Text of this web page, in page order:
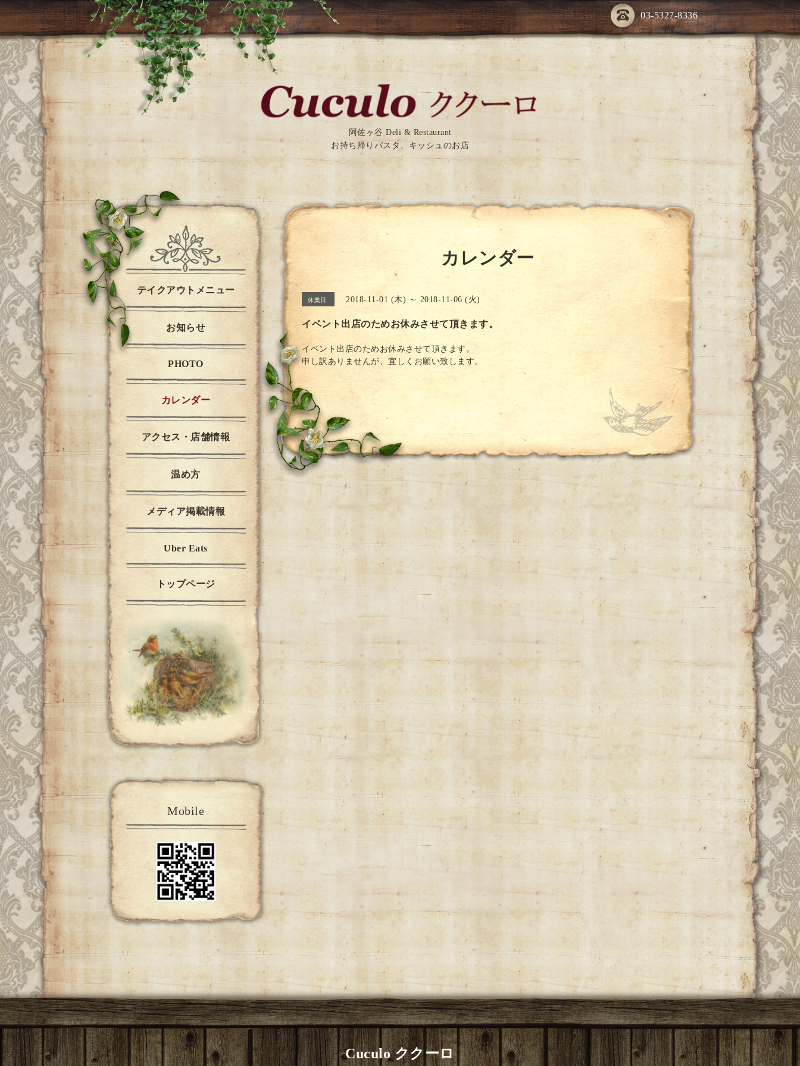
03-5327-8336
阿佐ヶ谷 Deli & Restaurant
お持ち帰りパスタ、キッシュのお店
カレンダー
休業日 2018-11-01 (木) ～ 2018-11-06 (火)
イベント出店のためお休みさせて頂きます。
イベント出店のためお休みさせて頂きます。
申し訳ありませんが、宜しくお願い致します。
テイクアウトメニュー
お知らせ
PHOTO
カレンダー
アクセス・店舗情報
温め方
メディア掲載情報
Uber Eats
トップページ
Mobile
Cuculo ククーロ